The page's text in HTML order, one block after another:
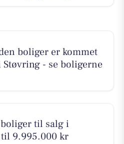
boliger er kommet
- se boligerne
til salg i
9.995.000 kr